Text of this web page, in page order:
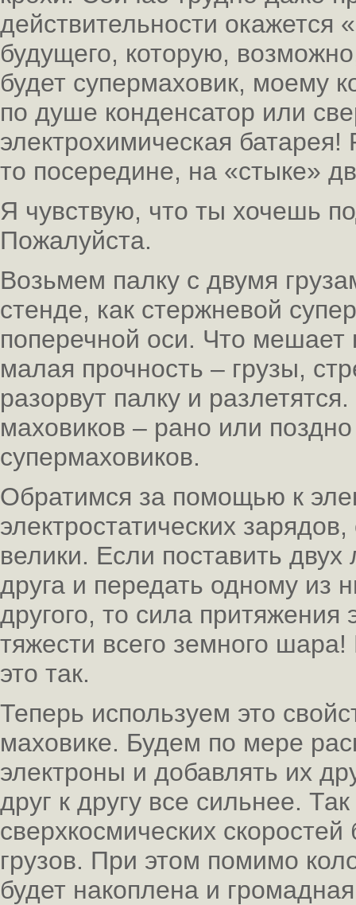
действительности окажется
будущего, которую,
будет супермаховик, моему
по душе конденсатор или
электрохимическая
то посередине, на «стыке»
Я чувствую, что ты хочешь
Пожалуйста.
Возьмем палку с двумя
стенде, как стержневой
поперечной оси. Что мешает
малая прочность – грузы,
разорвут палку и
маховиков – рано или
супермаховиков.
Обратимся за помощью к
электростатических
велики. Если поставить
друга и передать одному из
другого, то сила
тяжести всего земного
это так.
Теперь используем это
маховике. Будем по мере
электроны и добавлять их
друг к другу все сильнее.
сверхкосмических
грузов. При этом помимо
будет накоплена и